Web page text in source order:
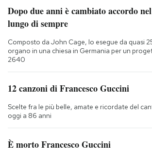
Dopo due anni è cambiato accordo
lungo di sempre
Composto da John Cage, lo esegue da quasi
organo in una chiesa in Germania per un
2640
12 canzoni di Francesco Guccini
Scelte fra le più belle, amate e ricordate del
oggi a 86 anni
È morto Francesco Guccini